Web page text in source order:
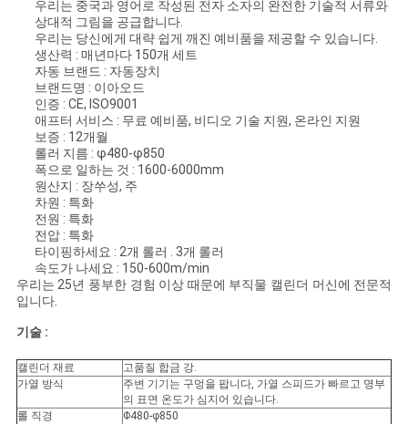
세
요
사
우리는 중국과 영어로 작성된 전자 소자의 완전한 기술적 서류와
상대적 그림을 공급합니다.
우리는 당신에게 대략 쉽게 깨진 예비품을 제공할 수 있습니다.
생산력 : 매년마다 150개 세트
자동 브랜드 : 자동장치
브랜드명 : 이아오드
인증 : CE, ISO9001
애프터 서비스 : 무료 예비품, 비디오 기술 지원, 온라인 지원
보증 : 12개월
롤러 지름 : φ480-φ850
폭으로 일하는 것 : 1600-6000mm
원산지 : 장쑤성, 주
차원 : 특화
전원 : 특화
전압 : 특화
타이핑하세요 : 2개 롤러 . 3개 롤러
속도가 나세요 : 150-600m/min
우리는 25년 풍부한 경험 이상 때문에 부직물 캘린더 머신에 전문적
입니다.
기술 :
캘린더 재료
고품질 합금 강.
가열 방식
주변 기기는 구멍을 팝니다, 가열 스피드가 빠르고 명부
의 표면 온도가 심지어 있습니다.
롤 직경
Φ480-φ850